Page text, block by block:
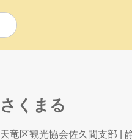
さくまる
天竜区観光協会佐久間支部 |